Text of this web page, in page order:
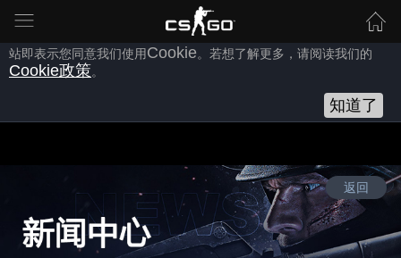
为向您提供良好的网站使用体验，完美世界网站会使用自身或第三方
，以作为安全、技术、分析、推广等之用。继续浏览本网
站即表示您同意我们使用Cookie。若想了解更多，请阅读我们的
Cookie政策。
知道了
返回